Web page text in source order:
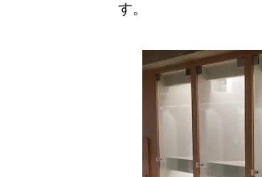
す。